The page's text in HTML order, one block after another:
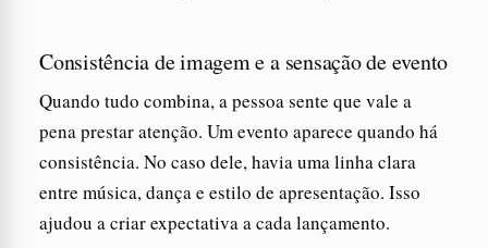
Consistência de imagem e a sensação de evento
Quando tudo combina, a pessoa sente que vale a
pena prestar atenção. Um evento aparece quando há
consistência. No caso dele, havia uma linha clara
entre música, dança e estilo de apresentação. Isso
ajudou a criar expectativa a cada lançamento.